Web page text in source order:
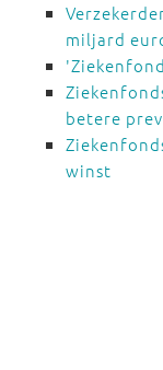
miljard
betere
winst